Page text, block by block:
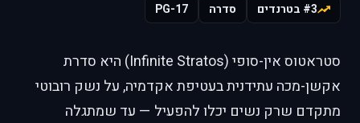
#3 בטרנדים סדרה PG-17
סטראטוס אין-סופי (Infinite Stratos) היא סדרת
אקשן-מכה עתידנית בעטיפת אקדמיה, על נשק רובוטי
מתקדם שרק נשים יכלו להפעיל — עד שמתגלה